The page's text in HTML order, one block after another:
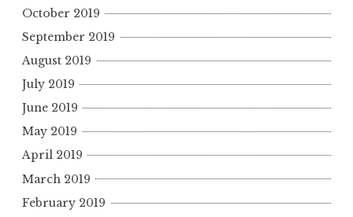
October 2019
September 2019
August 2019
July 2019
June 2019
May 2019
April 2019
March 2019
February 2019